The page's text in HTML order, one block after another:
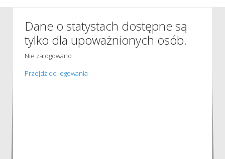
Dane o statystach dostępne są
tylko dla upoważnionych osób.
Nie zalogowano
Przejdź do logowania